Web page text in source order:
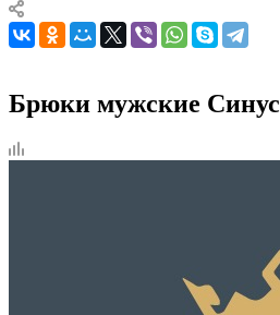
Брюки мужские Синус